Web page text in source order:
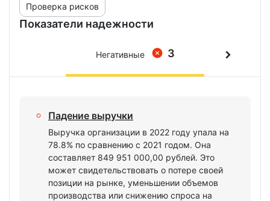
Показатели надежности
Проверка рисков
3
Негативные
Падение выручки
Выручка организации в 2022 году упала на
78.8% по сравнению с 2021 годом. Она
составляет 849 951 000,00 рублей. Это
может свидетельствовать о потере своей
позиции на рынке, уменьшении объемов
производства или снижению спроса на